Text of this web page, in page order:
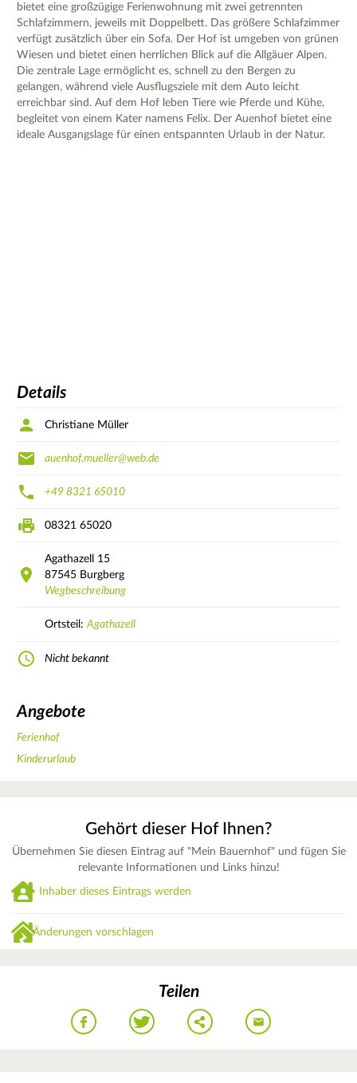
bietet eine großzügige Ferienwohnung mit zwei getrennten
Schlafzimmern, jeweils mit Doppelbett. Das größere Schlafzimmer
verfügt zusätzlich über ein Sofa. Der Hof ist umgeben von grünen
Wiesen und bietet einen herrlichen Blick auf die Allgäuer Alpen.
Die zentrale Lage ermöglicht es, schnell zu den Bergen zu
gelangen, während viele Ausflugsziele mit dem Auto leicht
erreichbar sind. Auf dem Hof leben Tiere wie Pferde und Kühe,
begleitet von einem Kater namens Felix. Der Auenhof bietet eine
ideale Ausgangslage für einen entspannten Urlaub in der Natur.
Details
Christiane Müller
auenhof.mueller@web.de
+49 8321 65010
08321 65020
Agathazell
15
87545 Burgberg
Wegbeschreibung
Ortsteil: Agathazell
Nicht bekannt
Angebote
Ferienhof
Kinderurlaub
Gehört dieser Hof Ihnen?
Übernehmen Sie diesen Eintrag auf "Mein Bauernhof" und fügen Sie
relevante Informationen und Links hinzu!
Inhaber dieses Eintrags werden
Änderungen vorschlagen
Teilen